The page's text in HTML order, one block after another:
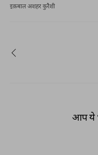
इक़बाल अशहर कुरैशी
आप ये